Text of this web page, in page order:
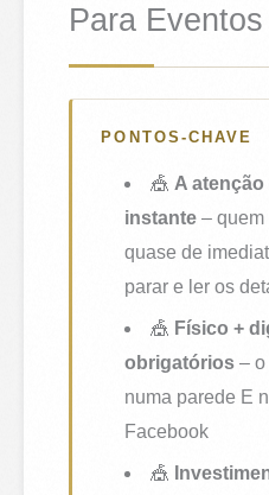
Para
PONTOS-CHAVE
🎪 A
instante – quem
quase de
parar e ler os
🎪 Físico +
obrigatórios – o
numa parede E
Facebook
🎪